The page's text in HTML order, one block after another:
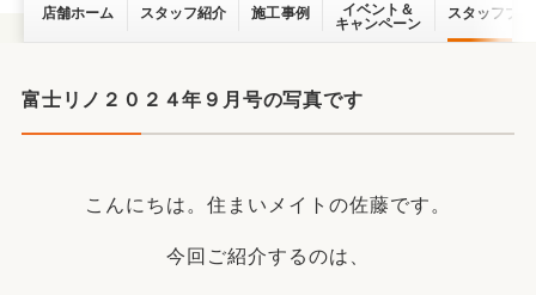
店舗ホーム スタッフ紹介 施工事例
イベント＆
キャンペーン
スタッフブ
富士リノ２０２４年９月号の写真です
こんにちは。住まいメイトの佐藤です。
今回ご紹介するのは、